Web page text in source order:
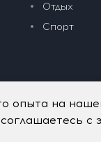
Отдых
Спорт
опыта на